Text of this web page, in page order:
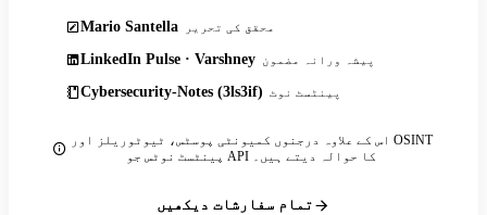
Mario Santella محقق کی تحریر
LinkedIn Pulse · Varshney پیشہ ورانہ مضمون
Cybersecurity-Notes (3ls3if) پینٹسٹ نوٹ
اس کے علاوہ درجنوں کمیونٹی پوسٹس، ٹیوٹوریلز اور OSINT
پینٹسٹ نوٹس جو API کا حوالہ دیتے ہیں۔
تمام سفارشات دیکھیں